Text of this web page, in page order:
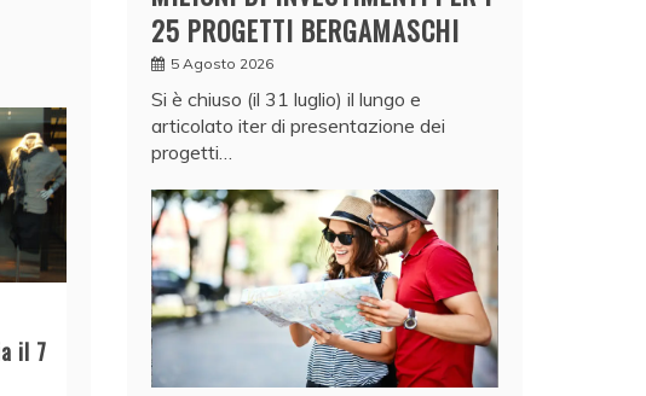
il 7
25 PROGETTI BERGAMASCHI
5 Agosto 2026
Si è chiuso (il 31 luglio) il lungo e
articolato iter di presentazione dei
progetti…